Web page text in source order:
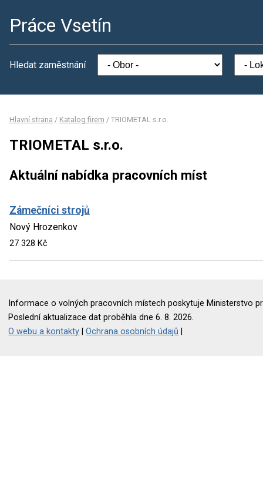
Práce Vsetín
Hledat zaměstnání
Hlavní strana / Katalog firem / TRIOMETAL s.r.o.
TRIOMETAL s.r.o.
Aktuální nabídka pracovních míst
Zámečníci strojů
Nový Hrozenkov
27 328 Kč
Informace o volných pracovních místech poskytuje Ministerstvo
Poslední aktualizace dat proběhla dne 6. 8. 2026.
O webu a kontakty |Ochrana osobních údajů